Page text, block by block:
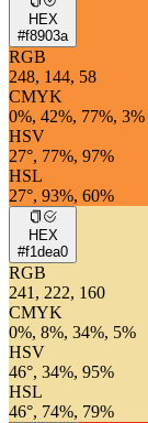
HEX
#f8903a
RGB
248, 144, 58
CMYK
0%, 42%, 77%, 3%
HSV
27°, 77%, 97%
HSL
27°, 93%, 60%
HEX
#f1dea0
RGB
241, 222, 160
CMYK
0%, 8%, 34%, 5%
HSV
46°, 34%, 95%
HSL
46°, 74%, 79%